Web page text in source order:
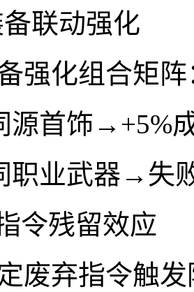
联动强化
强化组合矩阵
源首饰→+5%
职业武器→失
令残留效应
废弃指令触